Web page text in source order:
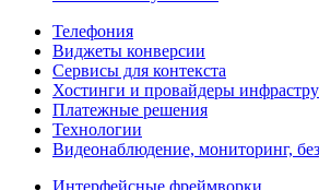
Телефония
Виджеты конверсии
Сервисы для контекста
Хостинги и провайдеры
Платежные решения
Технологии
Видеонаблюдение, мониторинг,
Интерфейсные фреймворки